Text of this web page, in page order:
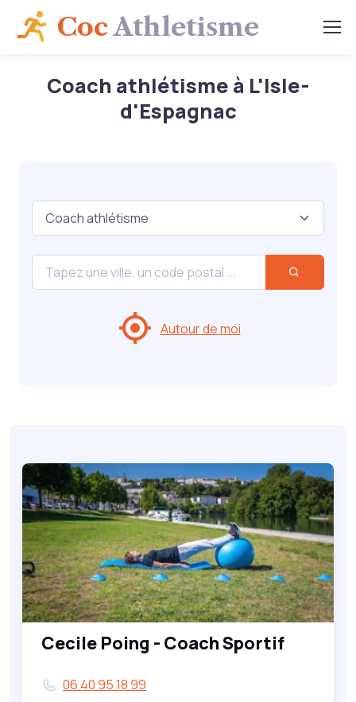
CocAthletisme
Coach athlétisme à L'Isle-
d'Espagnac
Autour de moi
Cecile Poing - Coach Sportif
06 40 95 18 99